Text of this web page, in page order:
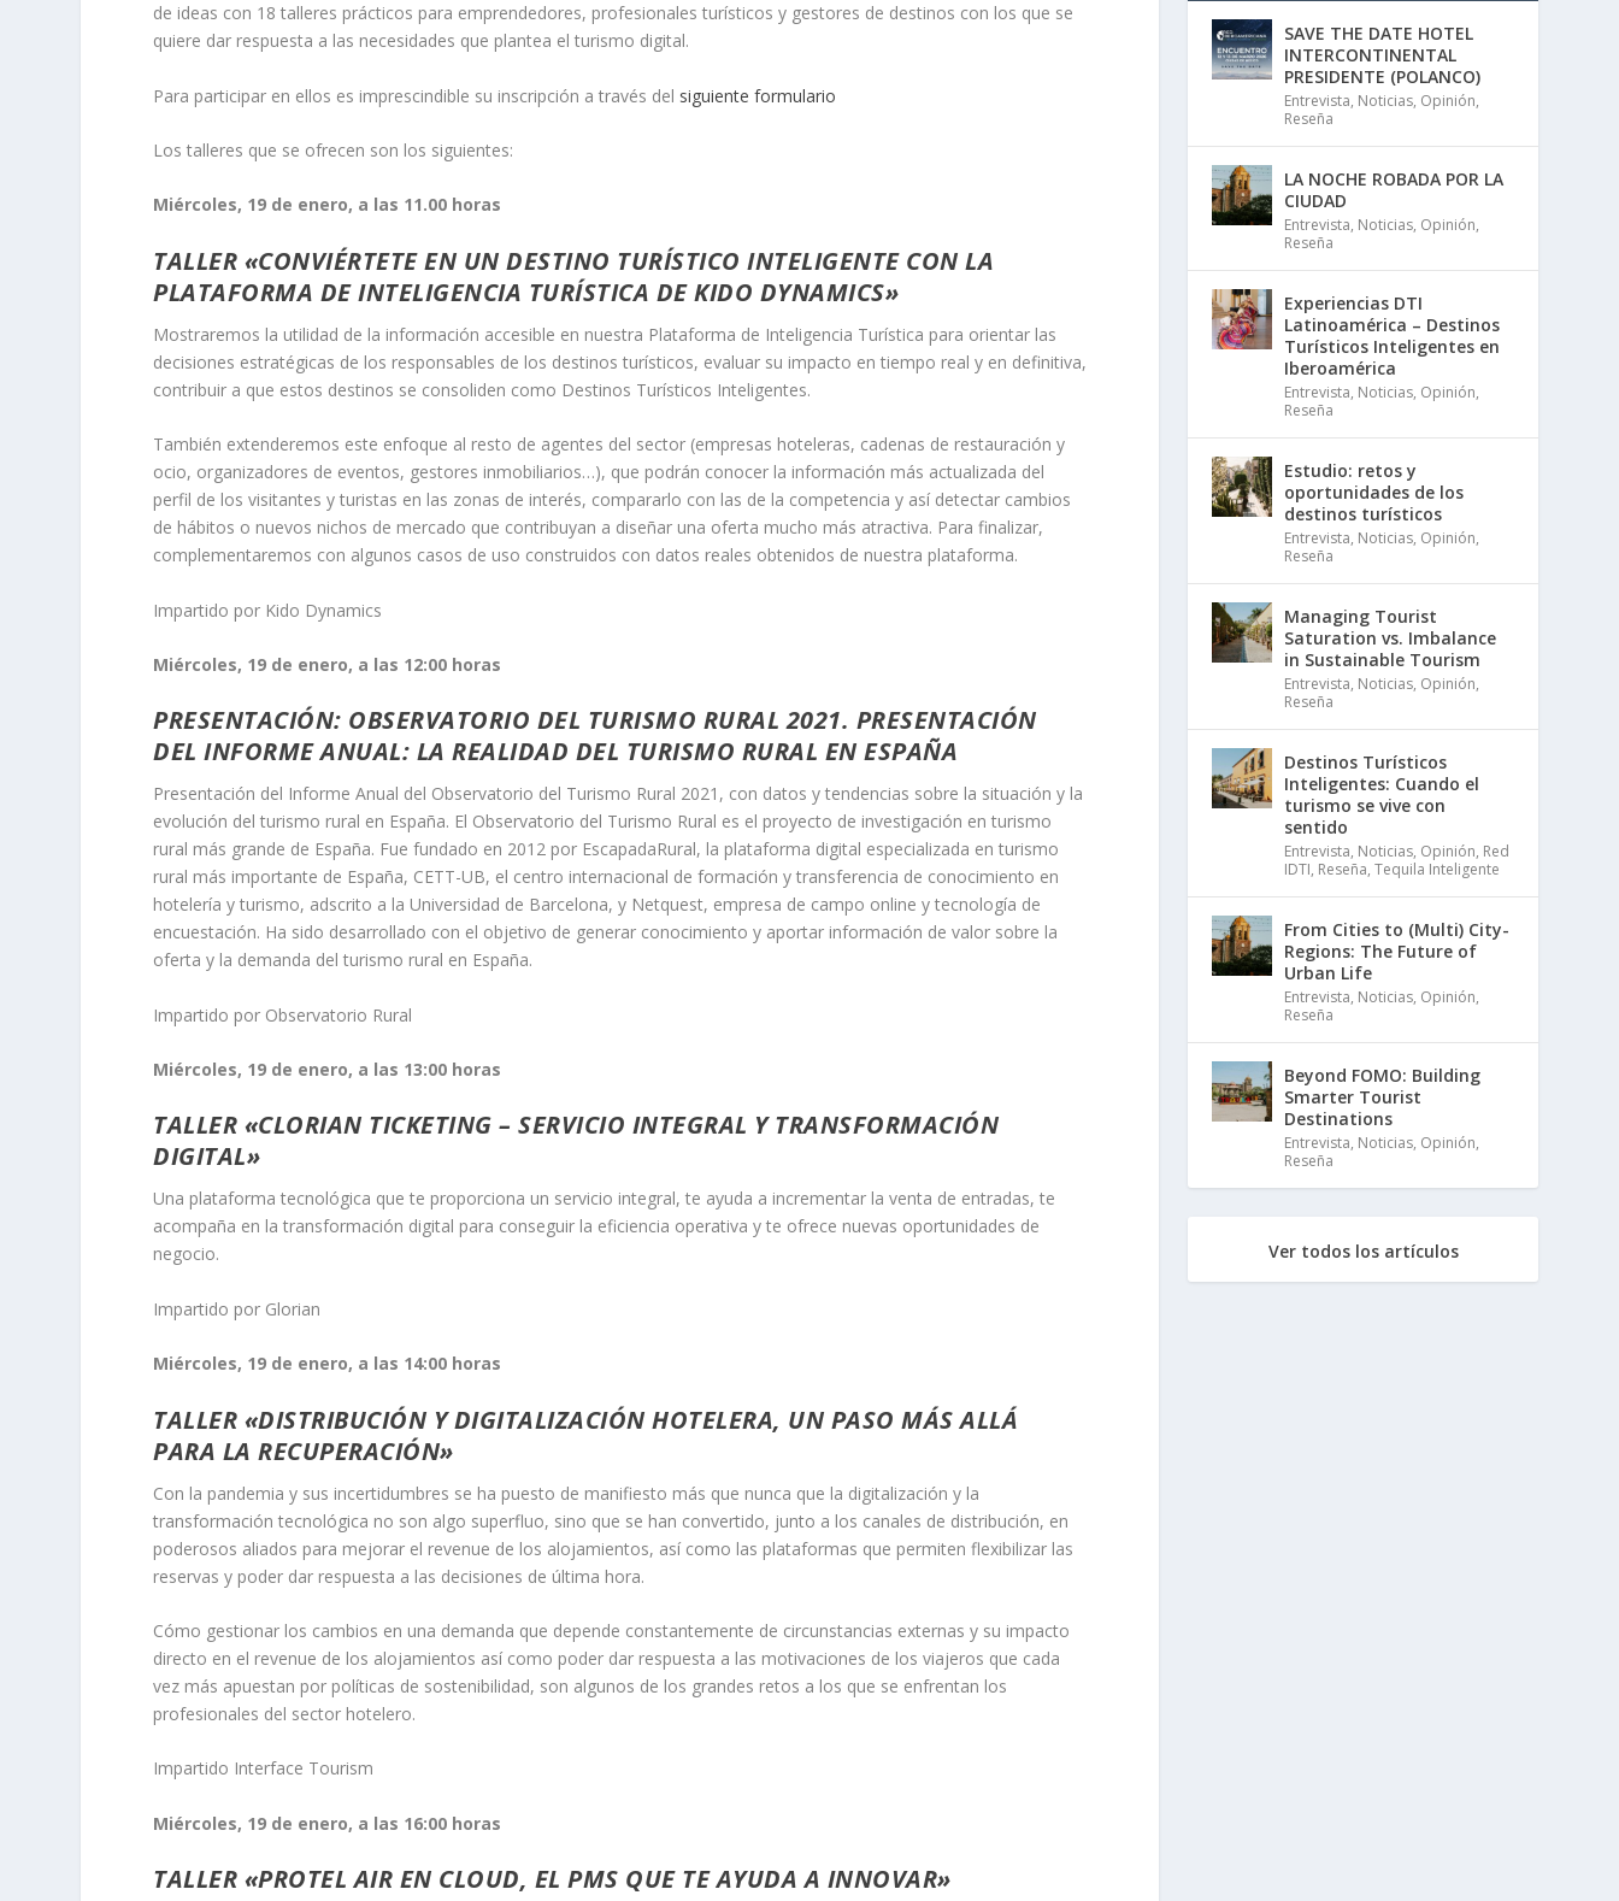
de ideas con 18 talleres prácticos para emprendedores, profesionales turísticos y gestores de destinos con los que se
quiere dar respuesta a las necesidades que plantea el turismo digital.
Para participar en ellos es imprescindible su inscripción a través del siguiente formulario
Los talleres que se ofrecen son los siguientes:
Miércoles, 19 de enero, a las 11.00 horas
TALLER «CONVIÉRTETE EN UN DESTINO TURÍSTICO INTELIGENTE CON LA
PLATAFORMA DE INTELIGENCIA TURÍSTICA DE KIDO DYNAMICS»
Mostraremos la utilidad de la información accesible en nuestra Plataforma de Inteligencia Turística para orientar las
decisiones estratégicas de los responsables de los destinos turísticos, evaluar su impacto en tiempo real y en definitiva,
contribuir a que estos destinos se consoliden como Destinos Turísticos Inteligentes.
También extenderemos este enfoque al resto de agentes del sector (empresas hoteleras, cadenas de restauración y
ocio, organizadores de eventos, gestores inmobiliarios…), que podrán conocer la información más actualizada del
perfil de los visitantes y turistas en las zonas de interés, compararlo con las de la competencia y así detectar cambios
de hábitos o nuevos nichos de mercado que contribuyan a diseñar una oferta mucho más atractiva. Para finalizar,
complementaremos con algunos casos de uso construidos con datos reales obtenidos de nuestra plataforma.
Impartido por Kido Dynamics
Miércoles, 19 de enero, a las 12:00 horas
PRESENTACIÓN: OBSERVATORIO DEL TURISMO RURAL 2021. PRESENTACIÓN
DEL INFORME ANUAL: LA REALIDAD DEL TURISMO RURAL EN ESPAÑA
Presentación del Informe Anual del Observatorio del Turismo Rural 2021, con datos y tendencias sobre la situación y la
evolución del turismo rural en España. El Observatorio del Turismo Rural es el proyecto de investigación en turismo
rural más grande de España. Fue fundado en 2012 por EscapadaRural, la plataforma digital especializada en turismo
rural más importante de España, CETT-UB, el centro internacional de formación y transferencia de conocimiento en
hotelería y turismo, adscrito a la Universidad de Barcelona, y Netquest, empresa de campo online y tecnología de
encuestación. Ha sido desarrollado con el objetivo de generar conocimiento y aportar información de valor sobre la
oferta y la demanda del turismo rural en España.
Impartido por Observatorio Rural
Miércoles, 19 de enero, a las 13:00 horas
TALLER «CLORIAN TICKETING – SERVICIO INTEGRAL Y TRANSFORMACIÓN
DIGITAL»
Una plataforma tecnológica que te proporciona un servicio integral, te ayuda a incrementar la venta de entradas, te
acompaña en la transformación digital para conseguir la eficiencia operativa y te ofrece nuevas oportunidades de
negocio.
Impartido por Glorian
Miércoles, 19 de enero, a las 14:00 horas
TALLER «DISTRIBUCIÓN Y DIGITALIZACIÓN HOTELERA, UN PASO MÁS ALLÁ
PARA LA RECUPERACIÓN»
Con la pandemia y sus incertidumbres se ha puesto de manifiesto más que nunca que la digitalización y la
transformación tecnológica no son algo superfluo, sino que se han convertido, junto a los canales de distribución, en
poderosos aliados para mejorar el revenue de los alojamientos, así como las plataformas que permiten flexibilizar las
reservas y poder dar respuesta a las decisiones de última hora.
Cómo gestionar los cambios en una demanda que depende constantemente de circunstancias externas y su impacto
directo en el revenue de los alojamientos así como poder dar respuesta a las motivaciones de los viajeros que cada
vez más apuestan por políticas de sostenibilidad, son algunos de los grandes retos a los que se enfrentan los
profesionales del sector hotelero.
Impartido Interface Tourism
Miércoles, 19 de enero, a las 16:00 horas
TALLER «PROTEL AIR EN CLOUD, EL PMS QUE TE AYUDA A INNOVAR»
SAVE THE DATE HOTEL
INTERCONTINENTAL
PRESIDENTE (POLANCO)
Entrevista, Noticias, Opinión,
Reseña
LA NOCHE ROBADA POR LA
CIUDAD
Entrevista, Noticias, Opinión,
Reseña
Experiencias DTI
Latinoamérica – Destinos
Turísticos Inteligentes en
Iberoamérica
Entrevista, Noticias, Opinión,
Reseña
Estudio: retos y
oportunidades de los
destinos turísticos
Entrevista, Noticias, Opinión,
Reseña
Managing Tourist
Saturation vs. Imbalance
in Sustainable Tourism
Entrevista, Noticias, Opinión,
Reseña
Destinos Turísticos
Inteligentes: Cuando el
turismo se vive con
sentido
Entrevista, Noticias, Opinión, Red
IDTI, Reseña,Tequila Inteligente
From Cities to (Multi) City-
Regions: The Future of
Urban Life
Entrevista, Noticias, Opinión,
Reseña
Beyond FOMO: Building
Smarter Tourist
Destinations
Entrevista, Noticias, Opinión,
Reseña
Ver todos los artículos